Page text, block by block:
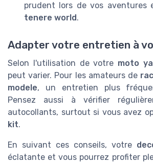
prudent lors de vos aventures
tenere world .
Adapter votre entretien à
Selon l'utilisation de votre moto
peut varier. Pour les amateurs de
modele, un entretien plus
Pensez aussi à vérifier
autocollants, surtout si vous avez
kit.
En suivant ces conseils, votre
éclatante et vous pourrez profiter